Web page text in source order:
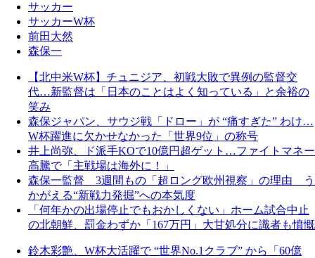
サッカー
サッカーW杯
前田大然
森保一
【北中米W杯】チュニジア、初戦大敗で異例の監督交
代…新監督は「日本のことはよく知っている」と余裕の
笑み
森保ジャパン、サウジ戦「ドロー」が “痛すぎた” わけ…
W杯躍進に欠かせなかった「世界9位」の称号
井上尚弥、ド派手KOで10億円超ゲット…ファイトマネー
高騰で「主戦場は海外に！」
森保一監督 3週間もの「超ロング欧州視察」の理由 う
かがえる“新戦力発掘”への本気度
「何年かの出場停止でもおかしくない」ホーム試合中止
の北朝鮮、罰金わずか「167万円」大甘処分に識者も憤慨
鈴木彩艶、W杯大活躍で “世界No.1クラブ” から「60億